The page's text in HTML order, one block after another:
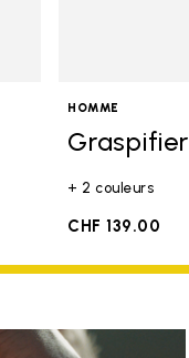
HOMME
Graspifier
+ 2 couleurs
CHF 139.00